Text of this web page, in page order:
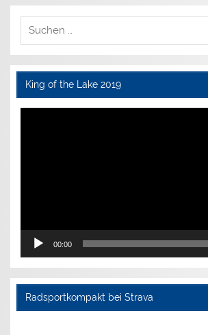
King of the Lake 2019
Video-
00:00
Radsportkompakt bei Strava